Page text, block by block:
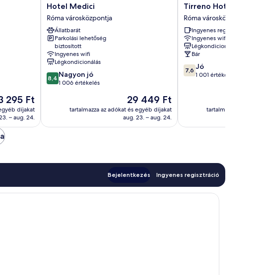
Ft
295 Ft
díjakat
– aug. 24.
Hotel
Medici
Róma
városközpontja
Hotel Medici
Róma városközpontja
Állatbarát
Parkolási lehetőség
biztosított
Ingyenes wifi
Légkondicionálás
8.4
ennyiből:
értékelés
8,4 Nagyon jó
1 006 értékelés
Az
ár
29 449 Ft
29 449 Ft
tartalmazza az adókat és egyéb díjakat
aug. 23. – aug. 24.
Tirreno
Hotel
Róma
városközpontja
Tirreno Hotel
Róma városközpontja
Ingyenes reggeli
Ingyenes wifi
Légkondicionálás
Bár
7.6
ennyiből:
értékelés
7,6 Jó
1 001 értékelés
tartalmazza az
Bejelentkezés Ingyenes regisztráció